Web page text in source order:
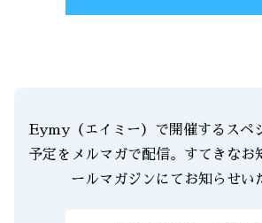
Eymy（エイミー）で開催するスペ
予定をメルマガで配信。すてきなお
ールマガジンにてお知らせい